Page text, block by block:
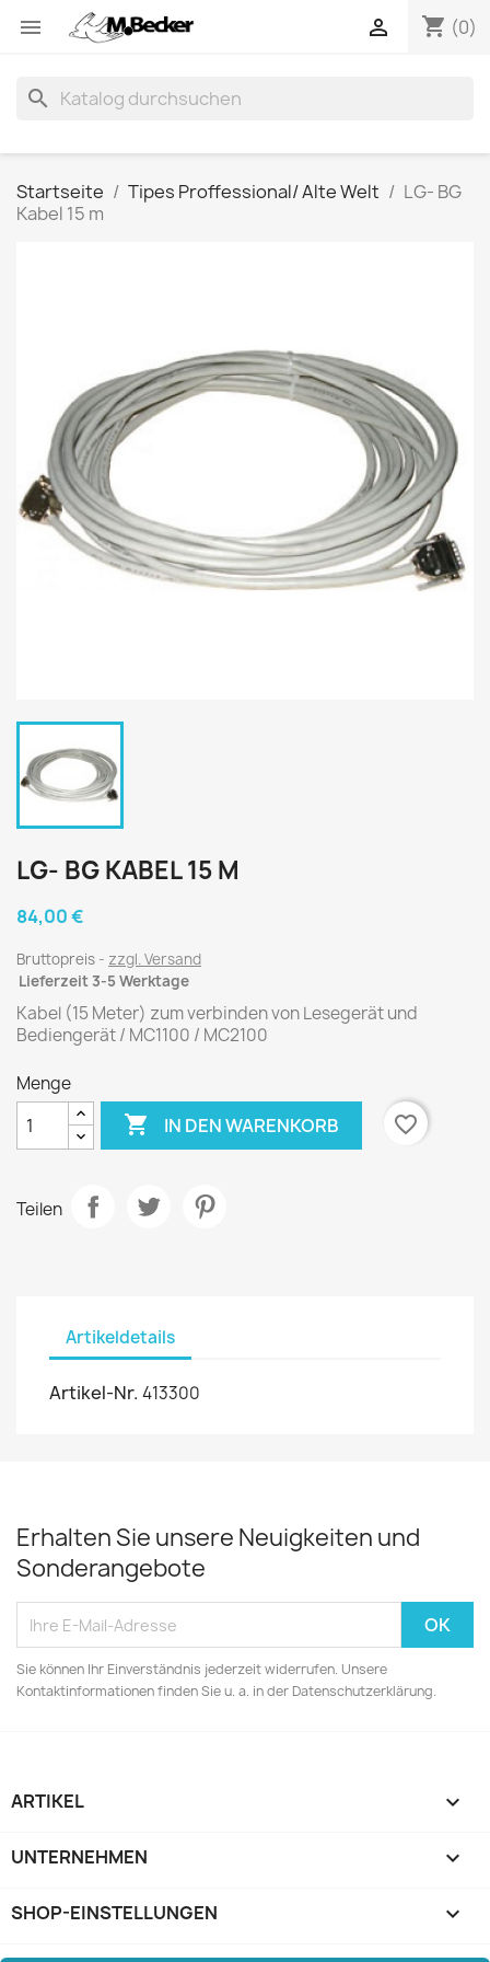
 shopping_cart (0)

search
Startseite Tipes Proffessional/ Alte Welt
LG- BG
Kabel 15 m
LG- BG KABEL 15 M
84,00 €
Bruttopreis
zzgl. Versand
Lieferzeit 3-5 Werktage
Kabel (15 Meter) zum verbinden von Lesegerät und
Bediengerät / MC1100 / MC2100
Menge
 IN DEN WARENKORB favorite_border
Teilen
Artikeldetails
Artikel-Nr. 413300
Erhalten Sie unsere Neuigkeiten und
Sonderangebote
Sie können Ihr Einverständnis jederzeit widerrufen. Unsere
Kontaktinformationen finden Sie u. a. in der Datenschutzerklärung.
ARTIKEL 
UNTERNEHMEN 
SHOP-EINSTELLUNGEN keyboard_arrow_down